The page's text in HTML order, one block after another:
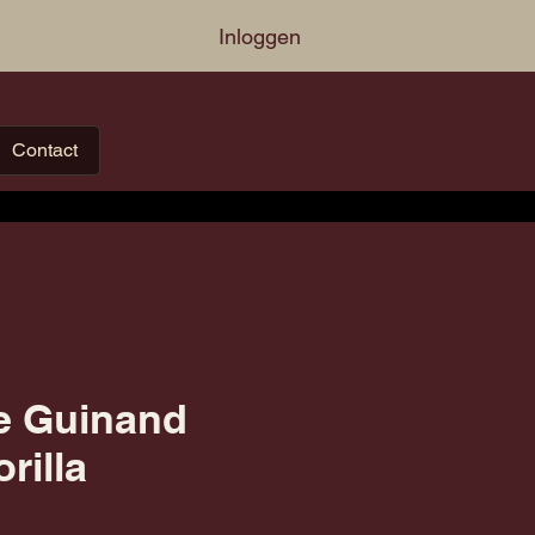
Inloggen
Contact
Guinand